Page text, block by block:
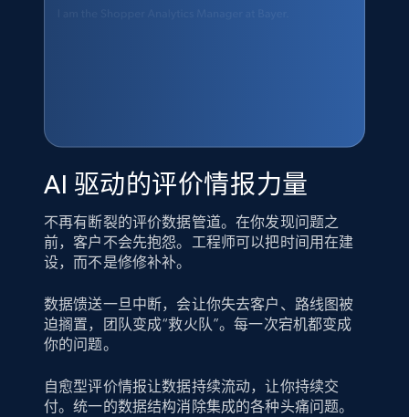
AI 驱动的评价情报力量
不再有断裂的评价数据管道。在你发现问题之
前，客户不会先抱怨。工程师可以把时间用在建
设，而不是修修补补。
数据馈送一旦中断，会让你失去客户、路线图被
迫搁置，团队变成“救火队”。每一次宕机都变成
你的问题。
自愈型评价情报让数据持续流动，让你持续交
付。统一的数据结构消除集成的各种头痛问题。